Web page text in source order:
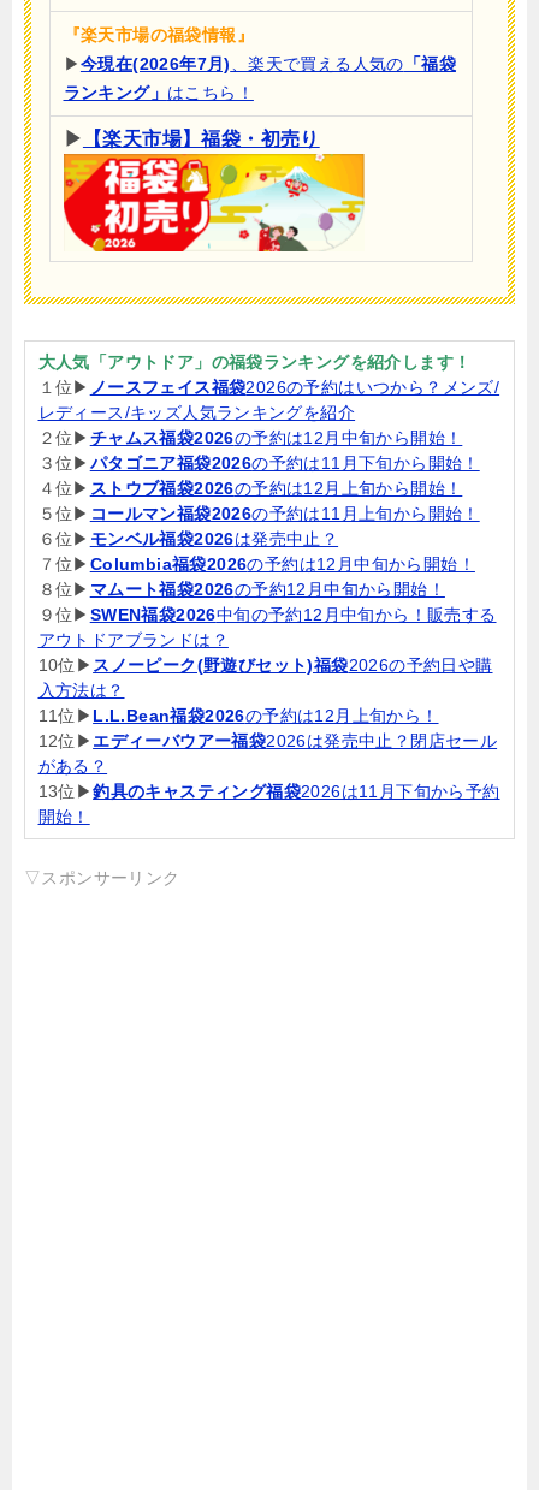
『楽天市場の福袋情報』
▶今現在(2026年7月) 、楽天で買える人気の 「福袋
ランキング」 はこちら！
▶ 【楽天市場】福袋・初売り
大人気「アウトドア」の福袋ランキングを紹介します！
１位▶ ノースフェイス福袋2026の予約はいつから？メンズ/
レディース/キッズ人気ランキングを紹介
２位▶ チャムス福袋2026の予約は12月中旬から開始！
３位▶ パタゴニア福袋2026の予約は11月下旬から開始！
４位▶ ストウブ福袋2026の予約は12月上旬から開始！
５位▶ コールマン福袋2026の予約は11月上旬から開始！
６位▶ モンベル福袋2026は発売中止？
７位▶ Columbia福袋2026の予約は12月中旬から開始！
８位▶ マムート福袋2026の予約12月中旬から開始！
９位▶ SWEN福袋2026中旬の予約12月中旬から！販売する
アウトドアブランドは？
10位▶ スノーピーク(野遊びセット)福袋2026の予約日や購
入方法は？
11位▶ L.L.Bean福袋2026の予約は12月上旬から！
12位▶ エディーバウアー福袋2026は発売中止？閉店セール
がある？
13位▶釣具のキャスティング福袋2026は11月下旬から予約
開始！
▽スポンサーリンク